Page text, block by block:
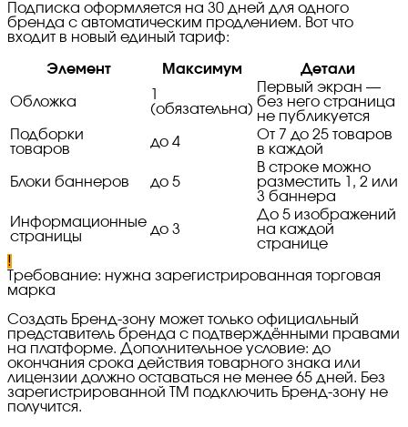
Подписка оформляется на 30 дней для одного
бренда с автоматическим продлением. Вот что
входит в новый единый тариф:
Элемент Максимум Детали
Обложка
(обязательна)
Первый экран —
без него страница
не публикуется
Подборки
товаров
до 4
От 7 до 25 товаров
в каждой
Блоки баннеров до 5
В строке можно
разместить 1, 2 или
3 баннера
Информационные
страницы
до 3
До 5 изображений
на каждой
странице
!
Требование: нужна зарегистрированная торговая
марка
Создать Бренд-зону может только официальный
представитель бренда с подтверждёнными правами
на платформе. Дополнительное условие: до
окончания срока действия товарного знака или
лицензии должно оставаться не менее 65 дней. Без
зарегистрированной ТМ подключить Бренд-зону не
получится.